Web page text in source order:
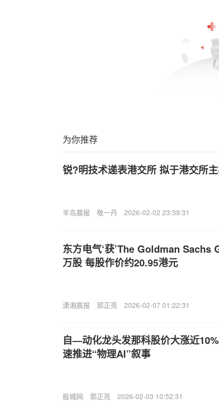
为你推荐
锐?明技术递表港交所 拟于港交所
半岛晨报 敬一丹 2026-02-02 23:39:31
东方电气‘获’The Goldman Sachs
万股 每股作价约20.95港元
潇湘晨报 郭正亮 2026-02-07 01:22:31
自—动化龙头发那科股价大涨近
速推进“物理AI”叙事
股城网 郭正亮 2026-02-03 10:52:31